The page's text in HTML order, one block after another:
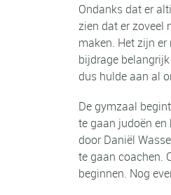
Ondanks dat er
zien dat er zoveel
maken. Het zijn
bijdrage
dus hulde aan al
De gymzaal
te gaan judoën
door Daniël
te gaan coachen.
beginnen. Nog